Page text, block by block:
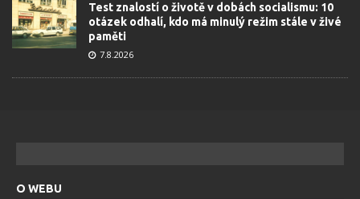
Test znalostí o životě v dobách socialismu: 10
otázek odhalí, kdo má minulý režim stále v živé
paměti
7.8.2026
O WEBU